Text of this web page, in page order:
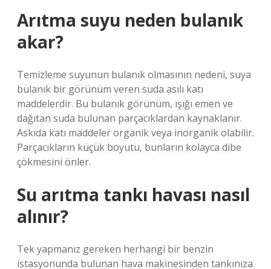
Arıtma suyu neden bulanık
akar?
Temizleme suyunun bulanık olmasının nedeni, suya
bulanık bir görünüm veren suda asılı katı
maddelerdir. Bu bulanık görünüm, ışığı emen ve
dağıtan suda bulunan parçacıklardan kaynaklanır.
Askıda katı maddeler organik veya inorganik olabilir.
Parçacıkların küçük boyutu, bunların kolayca dibe
çökmesini önler.
Su arıtma tankı havası nasıl
alınır?
Tek yapmanız gereken herhangi bir benzin
istasyonunda bulunan hava makinesinden tankınıza